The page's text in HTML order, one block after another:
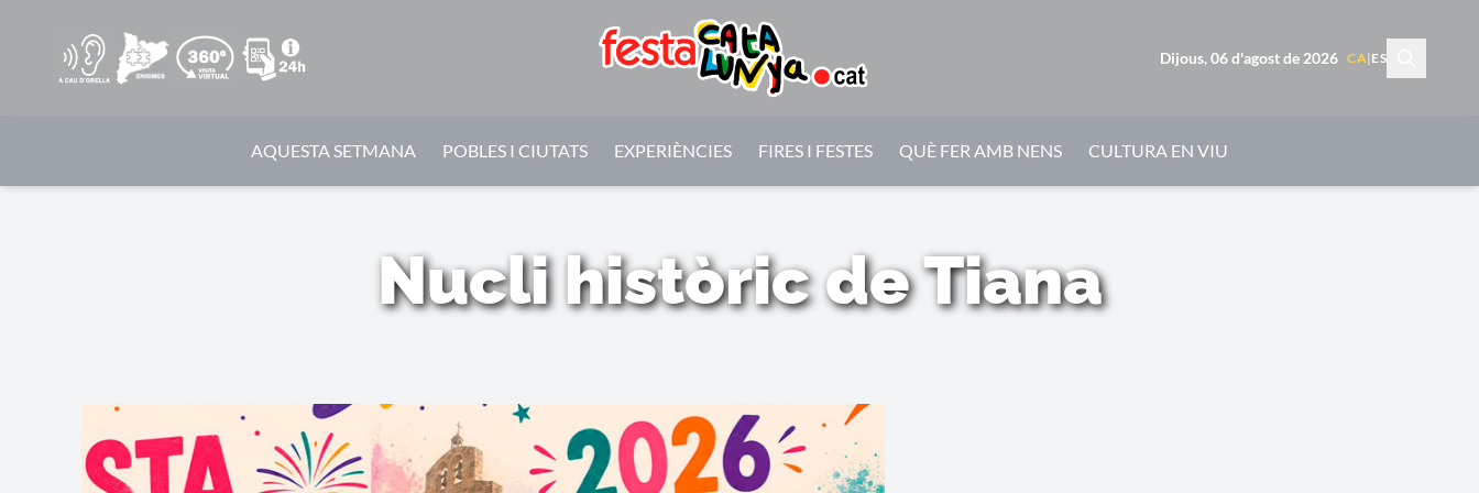
Dijous, 06 d'agost de 2026 CA| ES
AQUESTA SETMANA POBLES I CIUTATS EXPERIÈNCIES FIRES I FESTES QUÈ FER AMB NENS CULTURA EN VIU
Nucli històric de Tiana